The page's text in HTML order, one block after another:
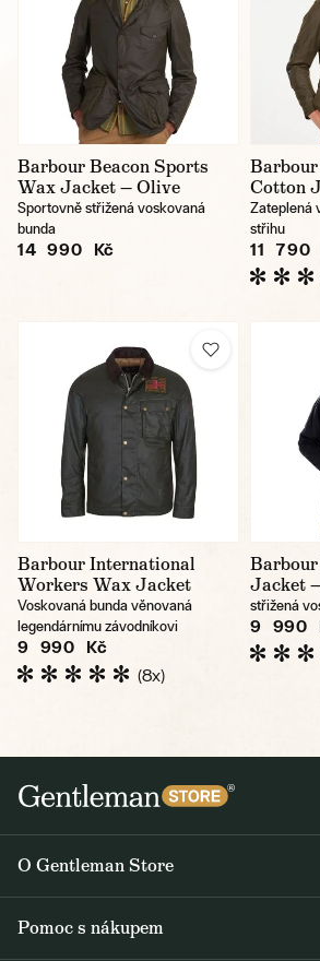
Barbour Beacon Sports
Wax Jacket — Olive
Sportovně střižená voskovaná
bunda
14 990 Kč
Cotton
Zateplená
střihu
11 790
Barbour International
Workers Wax Jacket
Voskovaná bunda věnovaná
legendárnímu závodníkovi
9 990 Kč
(8x)
Jacket
střižená
9 990
O Gentleman Store
Pomoc s nákupem